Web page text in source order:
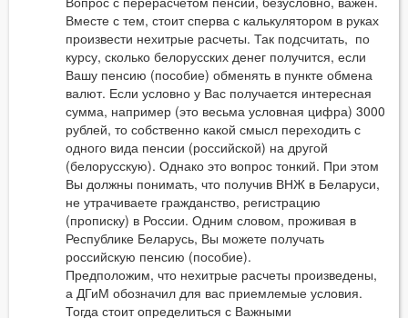
Вместе с тем, стоит сперва с калькулятором в руках
произвести нехитрые расчеты. Так подсчитать, по
курсу, сколько белорусских денег получится, если
Вашу пенсию (пособие) обменять в пункте обмена
валют. Если условно у Вас получается интересная
сумма, например (это весьма условная цифра) 3000
рублей, то собственно какой смысл переходить с
одного вида пенсии (российской) на другой
(белорусскую). Однако это вопрос тонкий. При этом
Вы должны понимать, что получив ВНЖ в Беларуси,
не утрачиваете гражданство, регистрацию
(прописку) в России. Одним словом, проживая в
Республике Беларусь, Вы можете получать
российскую пенсию (пособие).
Предположим, что нехитрые расчеты произведены,
а ДГиМ обозначил для вас приемлемые условия.
Тогда стоит определиться с Важными